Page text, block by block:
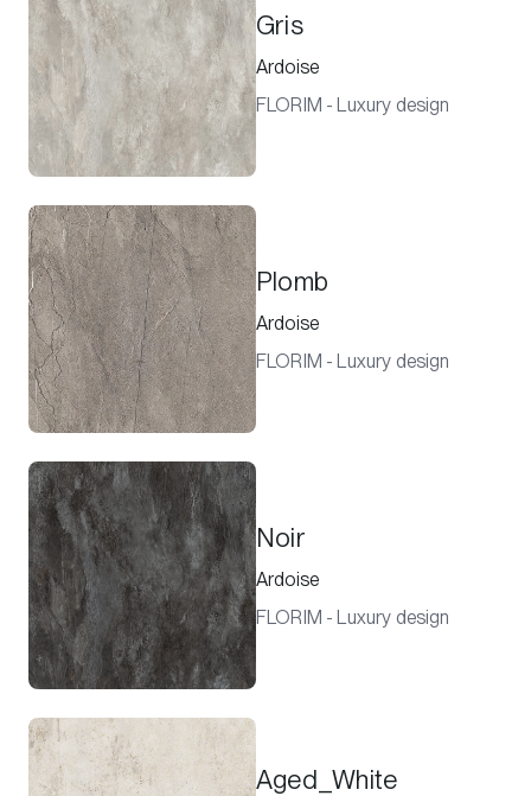
Gris
Ardoise
FLORIM - Luxury design
Plomb
Ardoise
FLORIM - Luxury design
Noir
Ardoise
FLORIM - Luxury design
Aged_White